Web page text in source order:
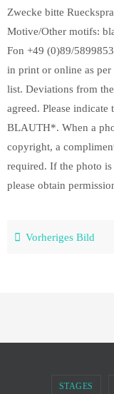
Zwecke bitte
Motive/Other motifs:
Fon +49 (0)89/
in print or online as
list. Deviations from
agreed. Please
BLAUTH*. When a
copyright, a
required. If the photo
please obtain
Vorheriges Bild
STAGES